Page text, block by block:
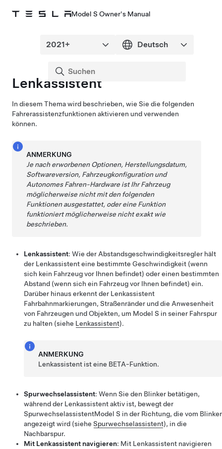
Model S Owner's Manual
Lenkassistent
In diesem Thema wird beschrieben, wie Sie die folgenden
Fahrerassistenzfunktionen aktivieren und verwenden
können.
ANMERKUNG
Je nach erworbenen Optionen, Herstellungsdatum,
Softwareversion, Fahrzeugkonfiguration und
Autonomes Fahren-Hardware ist Ihr Fahrzeug
möglicherweise nicht mit den folgenden
Funktionen ausgestattet, oder eine Funktion
funktioniert möglicherweise nicht exakt wie
beschrieben.
Lenkassistent: Wie der Abstandsgeschwindigkeitsregler hält
der Lenkassistenteine bestimmte Geschwindigkeit (wenn
sich kein Fahrzeug vor Ihnen befindet) oder einen bestimmten
Abstand (wenn sich ein Fahrzeug vor Ihnen befindet) ein.
Darüber hinaus erkennt der Lenkassistent
Fahrbahnmarkierungen, Straßenränder und die Anwesenheit
von Fahrzeugen und Objekten, um Model S in seiner Fahrspur
zu halten (siehe Lenkassistent).
ANMERKUNG
Lenkassistent ist eine BETA-Funktion.
Spurwechselassistent: Wenn Sie den Blinker betätigen,
während der Lenkassistentaktiv ist, bewegt der
SpurwechselassistentModel S in der Richtung, die vom Blinker
angezeigt wird (siehe Spurwechselassistent), in die
Nachbarspur.
Mit Lenkassistent navigieren: Mit Lenkassistent navigieren